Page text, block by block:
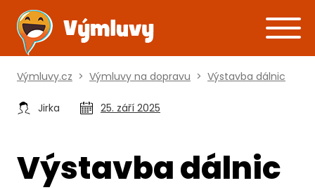
Výmluvy.cz > Výmluvy na dopravu > Výstavba dálnic
Jirka 25. září 2025
Výstavba dálnic